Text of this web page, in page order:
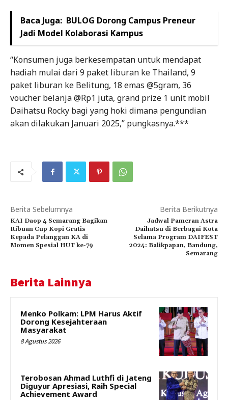
Baca Juga: BULOG Dorong Campus Preneur
Jadi Model Kolaborasi Kampus
“Konsumen juga berkesempatan untuk mendapat
hadiah mulai dari 9 paket liburan ke Thailand, 9
paket liburan ke Belitung, 18 emas @5gram, 36
voucher belanja @Rp1 juta, grand prize 1 unit mobil
Daihatsu Rocky bagi yang hoki dimana pengundian
akan dilakukan Januari 2025,” pungkasnya.***
Berita Sebelumnya
KAI Daop 4 Semarang Bagikan
Ribuan Cup Kopi Gratis
Kepada Pelanggan KA di
Momen Spesial HUT ke-79
Berita Berikutnya
Jadwal Pameran Astra
Daihatsu di Berbagai Kota
Selama Program DAIFEST
2024: Balikpapan, Bandung,
Semarang
Berita Lainnya
Menko Polkam: LPM Harus Aktif
Dorong Kesejahteraan
Masyarakat
8 Agustus 2026
Terobosan Ahmad Luthfi di Jateng
Diguyur Apresiasi, Raih Special
Achievement Award